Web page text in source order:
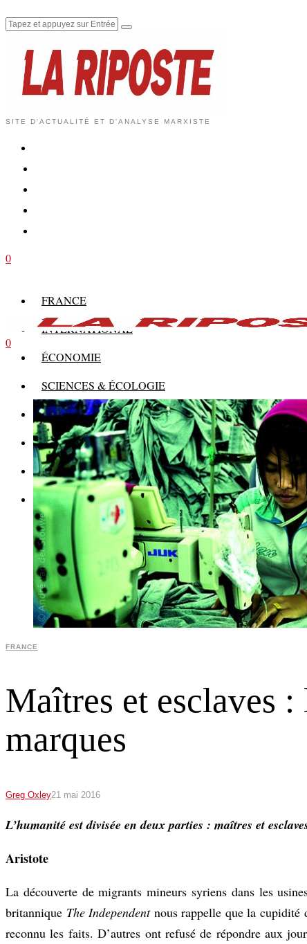
SITE D'ACTUALITÉ ET D'ANALYSE MARXISTE
0
FRANCE
INTERNATIONAL
ÉCONOMIE
SCIENCES & ÉCOLOGIE
HISTOIRE
THÉORIE
CULTURE
MULTIMÉDIAS
0
FRANCE
Maîtres et esclaves
marques
Greg Oxley21 mai 2016
L’humanité est divisée en deux parties : maîtres et
Aristote
La découverte de migrants mineurs syriens dans les
britannique The Independentnous rappelle que la cupidité
reconnu les faits. D’autres ont refusé de répondre aux